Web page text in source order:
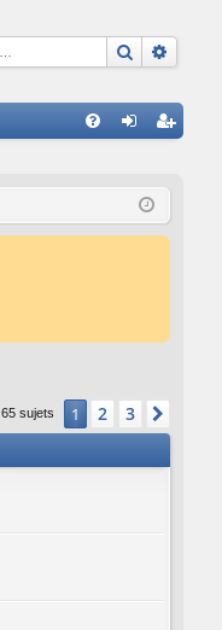
cri
65 sujets 1 2 3